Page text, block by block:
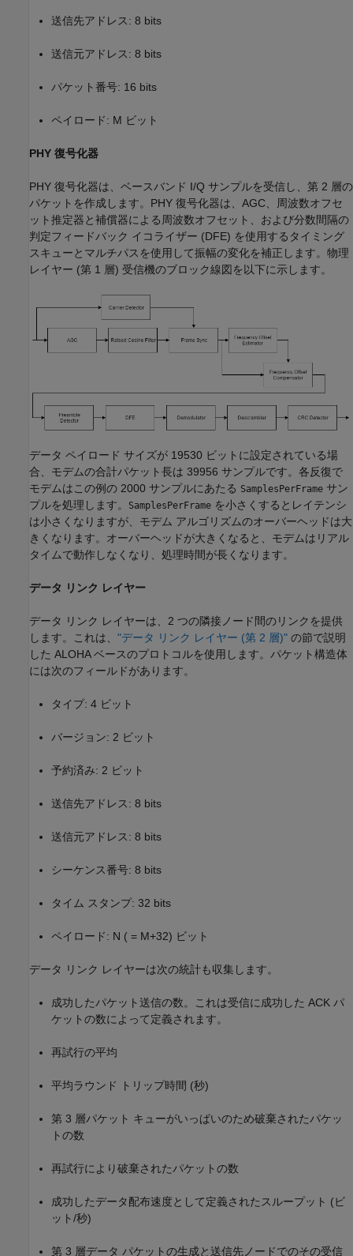
送信先アドレス: 8 bits
送信元アドレス: 8 bits
パケット番号: 16 bits
ペイロード: M ビット
PHY 復号化器
PHY 復号化器は、ベースバンド I/Q サンプルを受信し、第 2 層の
パケットを作成します。PHY 復号化器は、AGC、周波数オフセ
ット推定器と補償器による周波数オフセット、および分数間隔の
判定フィードバック イコライザー (DFE) を使用するタイミング
スキューとマルチパスを使用して振幅の変化を補正します。物理
レイヤー (第 1 層) 受信機のブロック線図を以下に示します。
データ ペイロード サイズが 19530 ビットに設定されている場
合、モデムの合計パケット長は 39956 サンプルです。各反復で
モデムはこの例の 2000 サンプルにあたる SamplesPerFrame サン
プルを処理します。
SamplesPerFrame を小さくするとレイテンシ
は小さくなりますが、モデム アルゴリズムのオーバーヘッドは大
きくなります。オーバーヘッドが大きくなると、モデムはリアル
タイムで動作しなくなり、処理時間が長くなります。
データ リンク レイヤー
データ リンク レイヤーは、2 つの隣接ノード間のリンクを提供
します。これは、 "データ リンク レイヤー (第 2 層)" の節で説明
した ALOHA ベースのプロトコルを使用します。パケット構造体
には次のフィールドがあります。
タイプ: 4 ビット
バージョン: 2 ビット
予約済み: 2 ビット
送信先アドレス: 8 bits
送信元アドレス: 8 bits
シーケンス番号: 8 bits
タイム スタンプ: 32 bits
ペイロード: N ( = M+32) ビット
データ リンク レイヤーは次の統計も収集します。
成功したパケット送信の数。これは受信に成功した ACK パ
ケットの数によって定義されます。
再試行の平均
平均ラウンド トリップ時間 (秒)
第 3 層パケット キューがいっぱいのため破棄されたパケッ
トの数
再試行により破棄されたパケットの数
成功したデータ配布速度として定義されたスループット (ビ
ット/秒)
第 3 層データ パケットの生成と送信先ノードでのその受信